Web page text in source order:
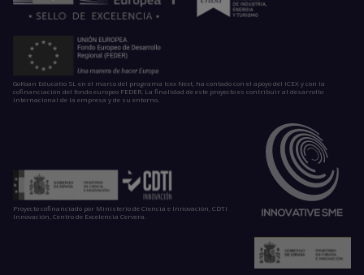
GoKoan Educatio SL en el marco del programa Icex Next, ha contado con el apoyo del ICEX y con la
cofinanciación del fondo europeo FEDER. La finalidad de este proyecto es contribuir al desarrollo
internacional de la empresa y de su entorno.
Proyecto cofinanciado por Ministerio de Ciencia e Innovación, CDTI
Innovación, Centro de Excelencia Cervera.